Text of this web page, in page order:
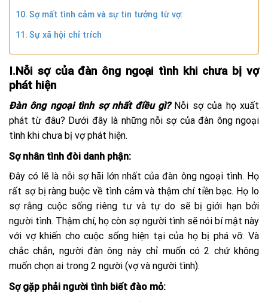
Sợ mất tình cảm và sự tin tưởng từ vợ:
Sự xã hội chỉ trích
I.Nỗi sợ của đàn ông ngoại tình khi chưa bị vợ
phát hiện
Đàn ông ngoại tình sợ nhất điều gì? Nỗi sợ của họ xuất
phát từ đâu? Dưới đây là những nỗi sợ của đàn ông ngoại
tình khi chưa bị vợ phát hiện.
Sợ nhân tình đòi danh phận:
Đây có lẽ là nỗi sợ hãi lớn nhất của đàn ông ngoại tình. Họ
rất sợ bị ràng buộc về tình cảm và thậm chí tiền bạc. Họ lo
sợ rằng cuộc sống riêng tư và tự do sẽ bị giới hạn bởi
người tình. Thậm chí, họ còn sợ người tình sẽ nói bí mật này
với vợ khiến cho cuộc sống hiện tại của họ bị phá vỡ. Và
chắc chắn, người đàn ông này chỉ muốn có 2 chứ không
muốn chọn ai trong 2 người (vợ và người tình).
Sợ gặp phải người tình biết đào mỏ: